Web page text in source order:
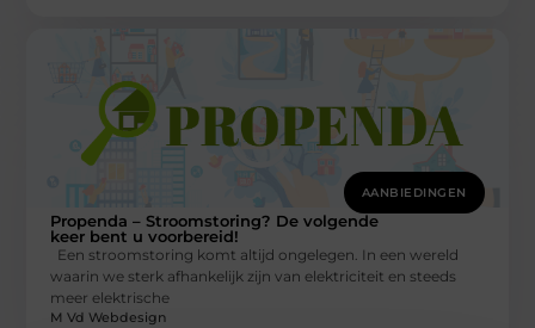
AANBIEDINGEN
Propenda – Stroomstoring? De volgende
keer bent u voorbereid!
Een stroomstoring komt altijd ongelegen. In een wereld
waarin we sterk afhankelijk zijn van elektriciteit en steeds
meer elektrische
M Vd Webdesign